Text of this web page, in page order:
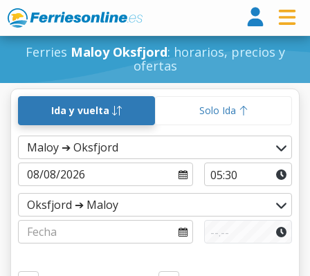
Ferries Maloy Oksfjord: horarios, precios y
ofertas
Ida y vuelta Solo Ida